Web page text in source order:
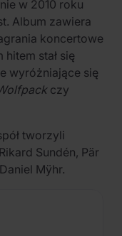
w 2010 roku
Album zawiera
koncertowe
stał się
wyróżniające się
czy
tworzyli
Sundén, Pär
Mÿhr.